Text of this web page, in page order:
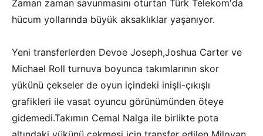
Zaman zaman savunmasını oturtan Türk Telekom'da
hücum yollarında büyük aksaklıklar yaşanıyor.
Yeni transferlerden Devoe Joseph,Joshua Carter ve
Michael Roll turnuva boyunca takımlarının skor
yükünü çekseler de oyun içindeki inişli-çıkışlı
grafikleri ile vasat oyuncu görünümünden öteye
gidemedi.Takımın Cemal Nalga ile birlikte pota